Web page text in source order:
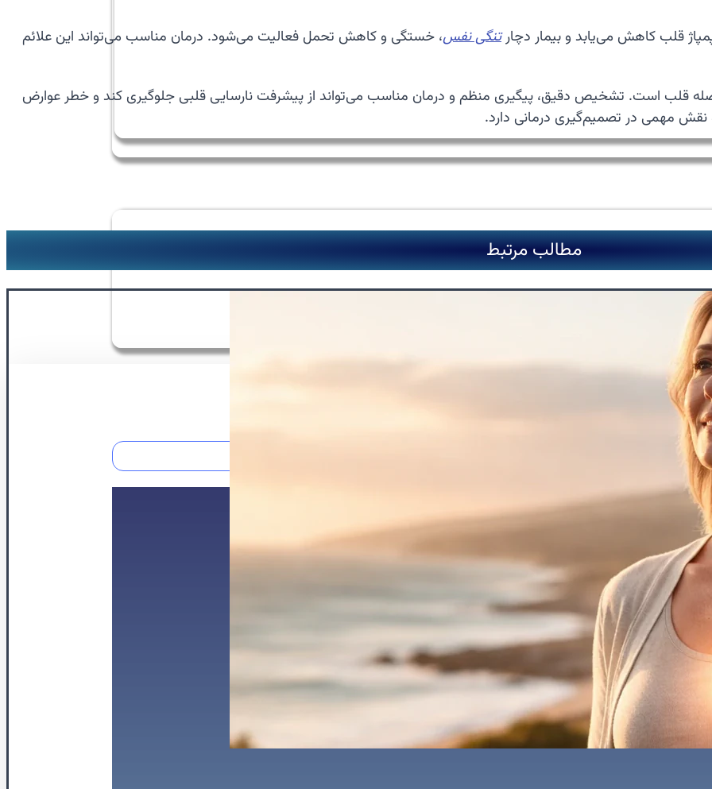
ایمیل
قلب کاهش می‌یابد و بیمار دچارتنگی نفس، خستگی و کاهش تحمل فعالیت می‌شود. درمان مناسب می‌تواند این علائم
قلب است. تشخیص دقیق، پیگیری منظم و درمان مناسب می‌تواند از پیشرفت نارسایی قلبی جلوگیری کند و خطر عوارض
مطالب مرتبط